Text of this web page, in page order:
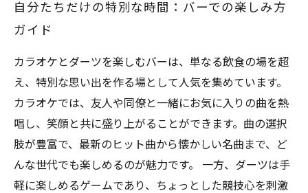
自分たちだけの特別な時間：バーでの楽しみ方
ガイド
カラオケとダーツを楽しむバーは、単なる飲食の場を超
え、特別な思い出を作る場として人気を集めています。
カラオケでは、友人や同僚と一緒にお気に入りの曲を熱
唱し、笑顔と共に盛り上がることができます。曲の選択
肢が豊富で、最新のヒット曲から懐かしい名曲まで、ど
んな世代でも楽しめるのが魅力です。 一方、ダーツは手
軽に楽しめるゲームであり、ちょっとした競技心を刺激